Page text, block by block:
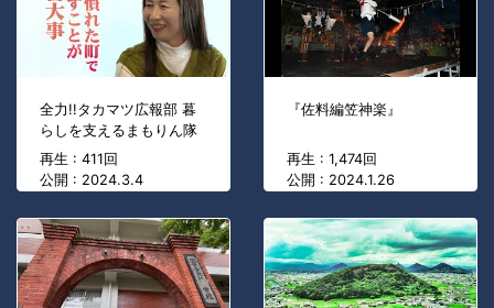
全力!!タカマツ広報部 暮
らしを支えるまもりん隊
再生 : 411回
公開 : 2024.3.4
『佐料編笠神楽』
再生 : 1,474回
公開 : 2024.1.26